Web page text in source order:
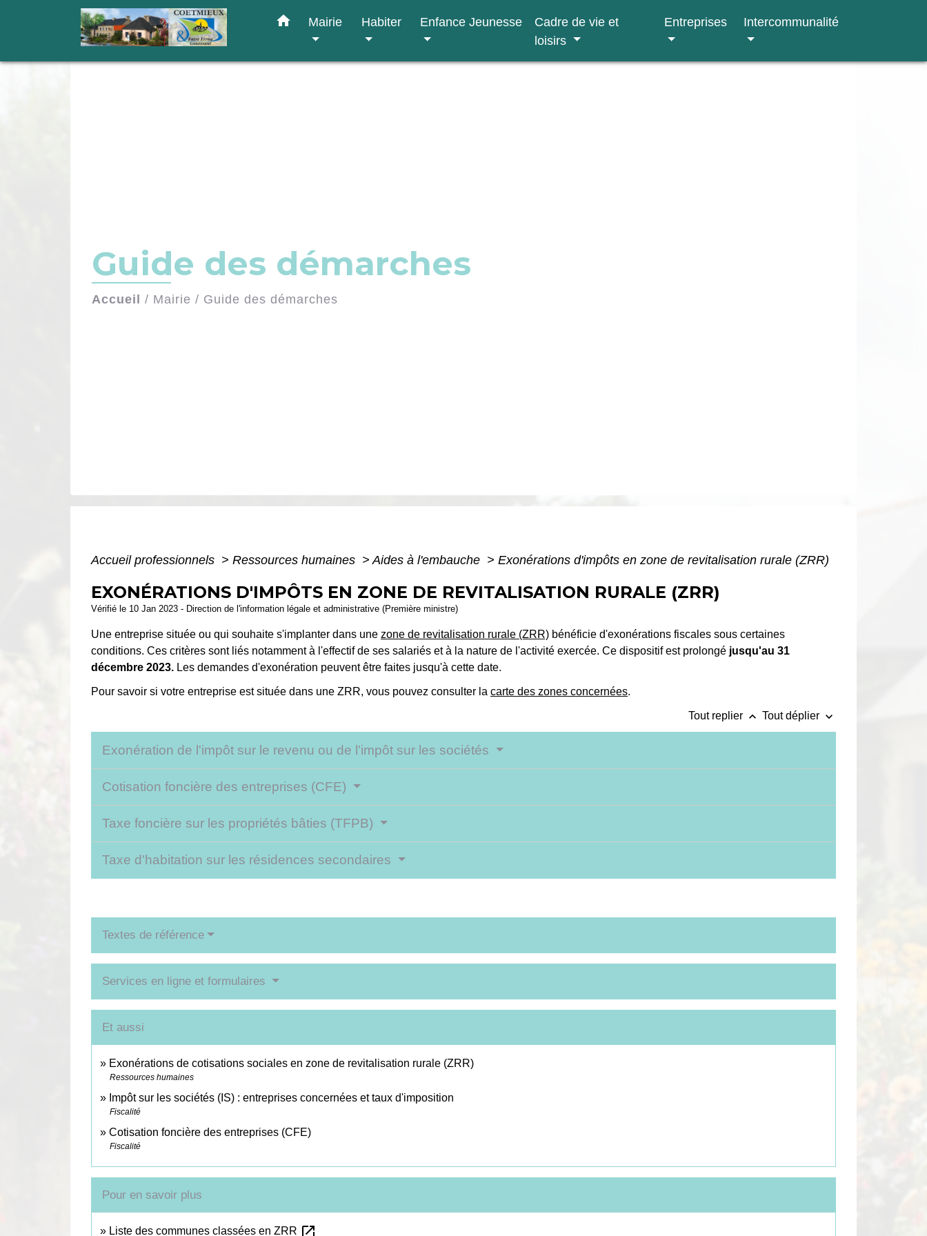
home Mairie Habiter Enfance Jeunesse
Cadre de vie et
loisirs
Entreprises Intercommunalité
Guide des démarches
Accueil / Mairie / Guide des démarches
Accueil professionnels > Ressources humaines > Aides à l'embauche > Exonérations d'impôts en zone de revitalisation rurale (ZRR)
EXONÉRATIONS D'IMPÔTS EN ZONE DE REVITALISATION RURALE (ZRR)
Vérifié le 10 Jan 2023 - Direction de l'information légale et administrative (Première ministre)
Une entreprise située ou qui souhaite s'implanter dans une zone de revitalisation rurale (ZRR) bénéficie d'exonérations fiscales sous certaines
conditions. Ces critères sont liés notamment à l'effectif de ses salariés et à la nature de l'activité exercée. Ce dispositif est prolongé jusqu'au 31
décembre 2023. Les demandes d'exonération peuvent être faites jusqu'à cette date.
Pour savoir si votre entreprise est située dans une ZRR, vous pouvez consulter la carte des zones concernées.
Tout replier keyboard_arrow_up Tout déplier keyboard_arrow_down
Exonération de l'impôt sur le revenu ou de l'impôt sur les sociétés
Cotisation foncière des entreprises (CFE)
Taxe foncière sur les propriétés bâties (TFPB)
Taxe d'habitation sur les résidences secondaires
Textes de référence
Services en ligne et formulaires
Et aussi
Exonérations de cotisations sociales en zone de revitalisation rurale (ZRR)
Ressources humaines
Impôt sur les sociétés (IS) : entreprises concernées et taux d'imposition
Fiscalité
Cotisation foncière des entreprises (CFE)
Fiscalité
Pour en savoir plus
Liste des communes classées en ZRR open_in_new